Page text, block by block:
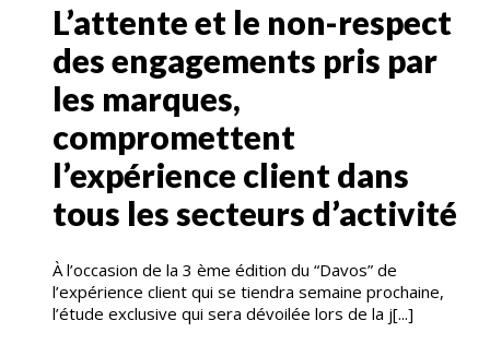
L’attente et le non-respect
des engagements pris par
les marques,
compromettent
l’expérience client dans
tous les secteurs d’activité
À l’occasion de la 3 ème édition du “Davos” de
l’expérience client qui se tiendra semaine prochaine,
l’étude exclusive qui sera dévoilée lors de la j[...]